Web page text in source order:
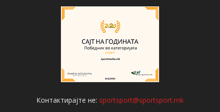
Контактирајте не: sportsport@sportsport.mk